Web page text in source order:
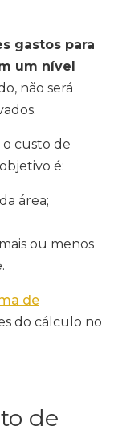
gastos para
um nível
não será
custo de
é:
área;
ou menos
de
do cálculo no
de